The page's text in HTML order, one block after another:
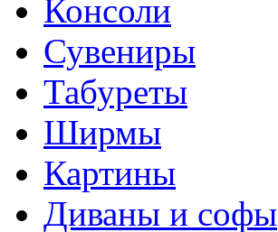
Консоли
Сувениры
Табуреты
Ширмы
Картины
Диваны и софы